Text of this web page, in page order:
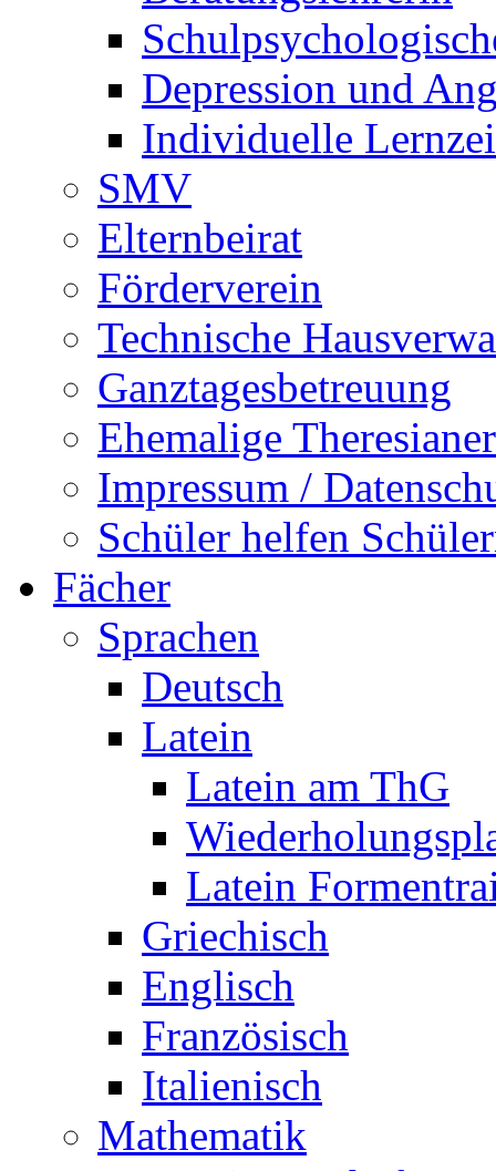
Depression und
Individuelle
SMV
Elternbeirat
Förderverein
Technische
Ganztagesbetreuung
Ehemalige Theresianer
Impressum /
Schüler helfen
Fächer
Sprachen
Deutsch
Latein
Latein am ThG
Latein
Griechisch
Englisch
Französisch
Italienisch
Mathematik